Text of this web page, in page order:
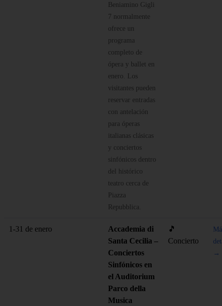
Beniamino Gigli
7 normalmente
ofrece un
programa
completo de
ópera y ballet en
enero. Los
visitantes pueden
reservar entradas
con antelación
para óperas
italianas clásicas
y conciertos
sinfónicos dentro
del histórico
teatro cerca de
Piazza
Repubblica.
1-31 de enero
Accademia di
Santa Cecilia –
Conciertos
Sinfónicos en
el Auditorium
Parco della
Musica
🎵
Concierto
→